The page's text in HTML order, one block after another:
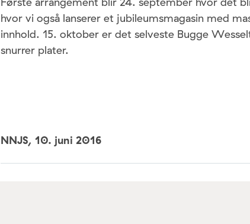
hvor vi også lanserer et jubileumsmagasin med
innhold. 15. oktober er det selveste Bugge
snurrer plater.
NNJS, 10. juni 2016